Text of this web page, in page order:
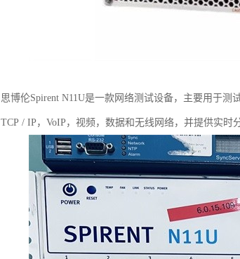
思博伦Spirent N11U是一款网络测试设备，主要用于
TCP / IP，VoIP，视频，数据和无线网络，并提供实时